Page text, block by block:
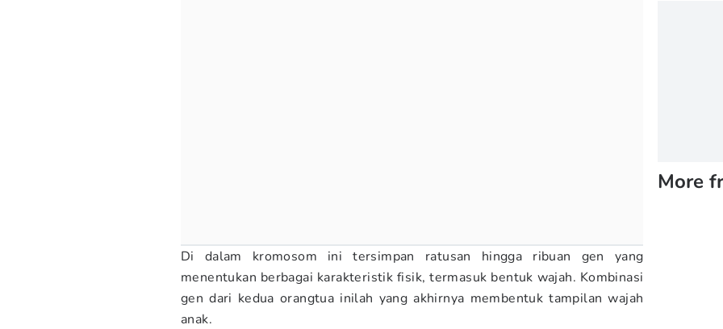
Di dalam kromosom ini tersimpan ratusan hingga ribuan gen yang
menentukan berbagai karakteristik fisik, termasuk bentuk wajah. Kombinasi
gen dari kedua orangtua inilah yang akhirnya membentuk tampilan wajah
anak.
More